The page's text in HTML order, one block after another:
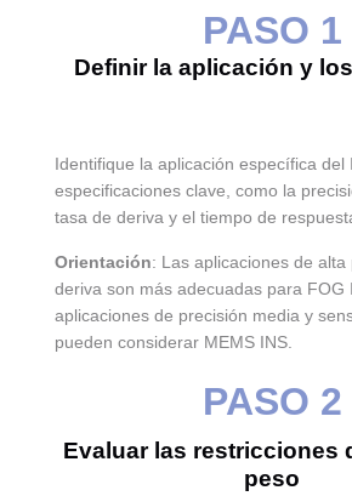
PASO 1
Definir la aplicación y
Identifique la aplicación específica del
especificaciones clave, como la
tasa de deriva y el tiempo de
Orientación: Las aplicaciones de alta
deriva son más adecuadas para FOG
aplicaciones de precisión media y
pueden considerar MEMS INS.
PASO 2
Evaluar las restricciones
peso